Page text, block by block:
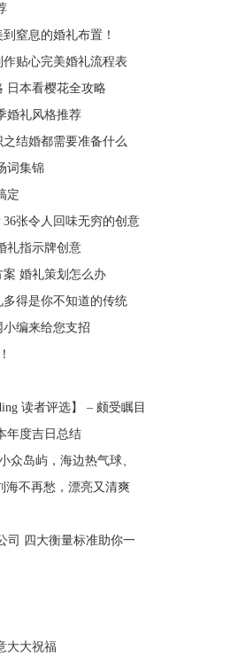
窒息的婚礼布置！
作贴心完美婚礼流程表
日本看樱花全攻略
婚礼风格推荐
之结婚都需要准备什么
词集锦
定
张令人回味无穷的创意
礼指示牌创意
婚礼策划怎么办
得是你不知道的传统
编来给您支招
读者评选】 – 颇受瞩目
年度吉日总结
众岛屿，海边热气球、
海不再愁，漂亮又清爽
司 四大衡量标准助你一
大大祝福